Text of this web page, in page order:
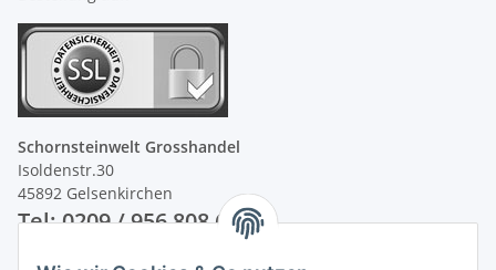
Schornsteinwelt Grosshandel
Isoldenstr.30
45892 Gelsenkirchen
Tel: 0209 / 956 808 60